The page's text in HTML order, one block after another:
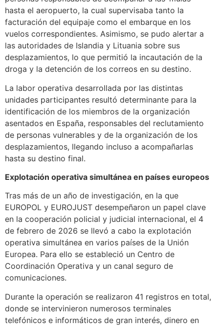
hasta el aeropuerto, la cual supervisaba tanto la
facturación del equipaje como el embarque en los
vuelos correspondientes. Asimismo, se pudo alertar a
las autoridades de Islandia y Lituania sobre sus
desplazamientos, lo que permitió la incautación de la
droga y la detención de los correos en su destino.
La labor operativa desarrollada por las distintas
unidades participantes resultó determinante para la
identificación de los miembros de la organización
asentados en España, responsables del reclutamiento
de personas vulnerables y de la organización de los
desplazamientos, llegando incluso a acompañarlas
hasta su destino final.
Explotación operativa simultánea en países europeos
Tras más de un año de investigación, en la que
EUROPOL y EUROJUST desempeñaron un papel clave
en la cooperación policial y judicial internacional, el 4
de febrero de 2026 se llevó a cabo la explotación
operativa simultánea en varios países de la Unión
Europea. Para ello se estableció un Centro de
Coordinación Operativa y un canal seguro de
comunicaciones.
Durante la operación se realizaron 41 registros en total,
donde se intervinieron numerosos terminales
telefónicos e informáticos de gran interés, dinero en